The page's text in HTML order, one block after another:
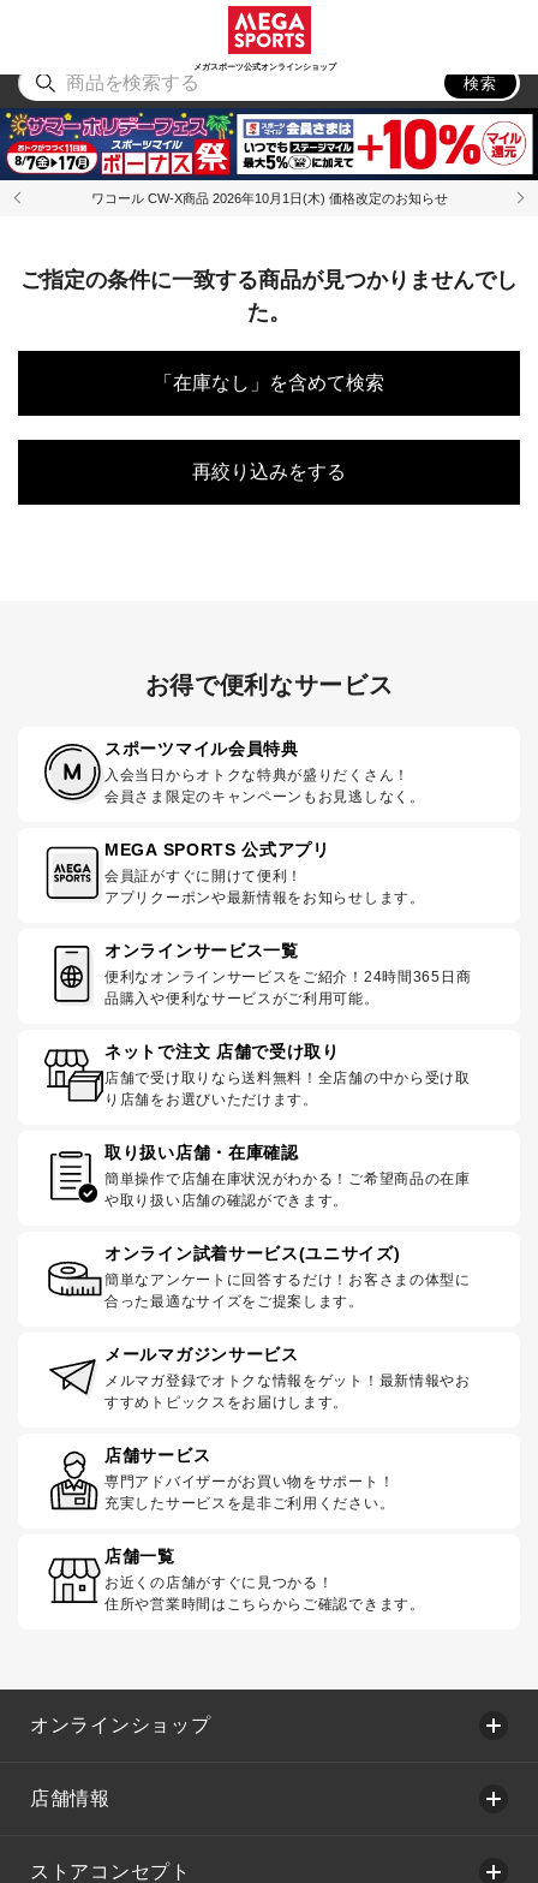
メガスポーツ公式オンラインショップ
アウトドア
検索
ワコール CW-X商品 2026年10月1日(木) 価格改定のお知らせ
ご指定の条件に一致する商品が見つかりませんでし
た。
「在庫なし」を含めて検索
再絞り込みをする
お得で便利なサービス
スポーツマイル会員特典
入会当日からオトクな特典が盛りだくさん！
会員さま限定のキャンペーンもお見逃しなく。
MEGA SPORTS 公式アプリ
会員証がすぐに開けて便利！
アプリクーポンや最新情報をお知らせします。
オンラインサービス一覧
便利なオンラインサービスをご紹介！24時間365日商
品購入や便利なサービスがご利用可能。
ネットで注文 店舗で受け取り
店舗で受け取りなら送料無料！全店舗の中から受け取
り店舗をお選びいただけます。
取り扱い店舗・在庫確認
簡単操作で店舗在庫状況がわかる！ご希望商品の在庫
や取り扱い店舗の確認ができます。
オンライン試着サービス(ユニサイズ)
簡単なアンケートに回答するだけ！お客さまの体型に
合った最適なサイズをご提案します。
メールマガジンサービス
メルマガ登録でオトクな情報をゲット！最新情報やお
すすめトピックスをお届けします。
店舗サービス
専門アドバイザーがお買い物をサポート！
充実したサービスを是非ご利用ください。
店舗一覧
お近くの店舗がすぐに見つかる！
住所や営業時間はこちらからご確認できます。
オンラインショップ
店舗情報
ストアコンセプト